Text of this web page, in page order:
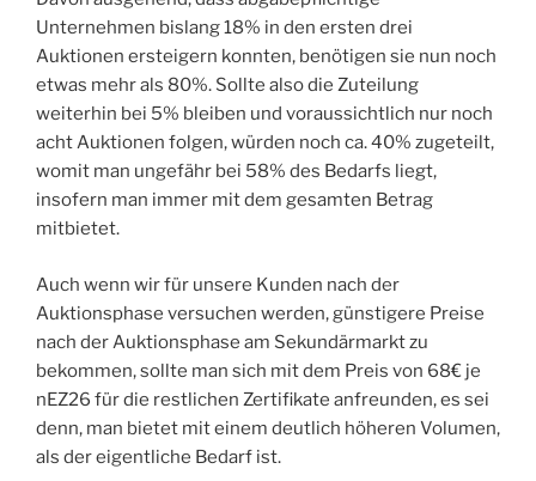
Unternehmen bislang 18% in den ersten drei
Auktionen ersteigern konnten, benötigen sie nun noch
etwas mehr als 80%. Sollte also die Zuteilung
weiterhin bei 5% bleiben und voraussichtlich nur noch
acht Auktionen folgen, würden noch ca. 40% zugeteilt,
womit man ungefähr bei 58% des Bedarfs liegt,
insofern man immer mit dem gesamten Betrag
mitbietet.
Auch wenn wir für unsere Kunden nach der
Auktionsphase versuchen werden, günstigere Preise
nach der Auktionsphase am Sekundärmarkt zu
bekommen, sollte man sich mit dem Preis von 68€ je
nEZ26 für die restlichen Zertifikate anfreunden, es sei
denn, man bietet mit einem deutlich höheren Volumen,
als der eigentliche Bedarf ist.